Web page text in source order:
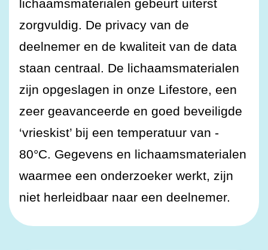
lichaamsmaterialen gebeurt uiterst
zorgvuldig. De privacy van de
deelnemer en de kwaliteit van de data
staan centraal. De lichaamsmaterialen
zijn opgeslagen in onze Lifestore, een
zeer geavanceerde en goed beveiligde
‘vrieskist’ bij een temperatuur van -
80°C. Gegevens en lichaamsmaterialen
waarmee een onderzoeker werkt, zijn
niet herleidbaar naar een deelnemer.